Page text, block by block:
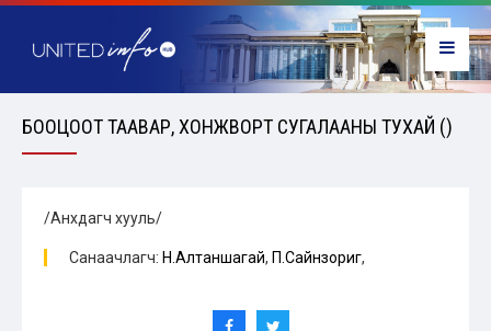
БООЦООТ ТААВАР, ХОНЖВОРТ СУГАЛААНЫ ТУХАЙ ()
/Анхдагч хууль/
Санаачлагч: Н.Алтаншагай, П.Сайнзориг,